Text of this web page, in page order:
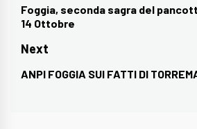
articoli
Previous
post:
Foggia, seconda sagra del
14 Ottobre
Next
Next
ANPI FOGGIA SUI FATTI DI